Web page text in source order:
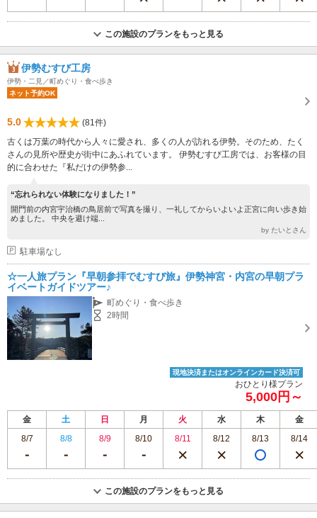
この施設のプランをもっと見る
伊勢むすび工房
伊勢・二見／町めぐり・食べ歩き
ネット予約OK
5.0
(81件)
古くは万葉の時代から人々に愛され、多くの人が訪れる伊勢。そのため、たく
さんの見所や歴史が街中にあふれています。 伊勢むすび工房では、お客様の目
的に合わせた『私だけの伊勢参...
“忘れられない体験になりました！”
開門前の内宮宇治橋の鳥居前で写真を撮り、一礼してからいよいよ正宮に向い歩き始
めました。 中央を避け端...
by たいとさん
駐車場なし
☆一人旅プラン『早朝参拝でむすび旅』伊勢神宮・内宮の早朝プラ
イベートガイドツアー♪
町めぐり・食べ歩き
2時間
現地決済またはオンラインカード決済可
おひとり様プラン
5,000円～
金 土 日 月 火 水 木
金
8/7
8/8 8/9 8/10 8/11 8/12 8/13 8/14
この施設のプランをもっと見る